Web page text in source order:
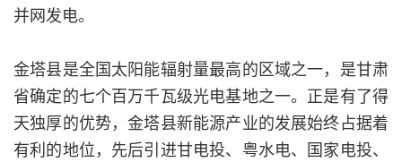
并网发电。
金塔县是全国太阳能辐射量最高的区域之一，是甘肃
省确定的七个百万千瓦级光电基地之一。正是有了得
天独厚的优势，金塔县新能源产业的发展始终占据着
有利的地位，先后引进甘电投、粤水电、国家电投、